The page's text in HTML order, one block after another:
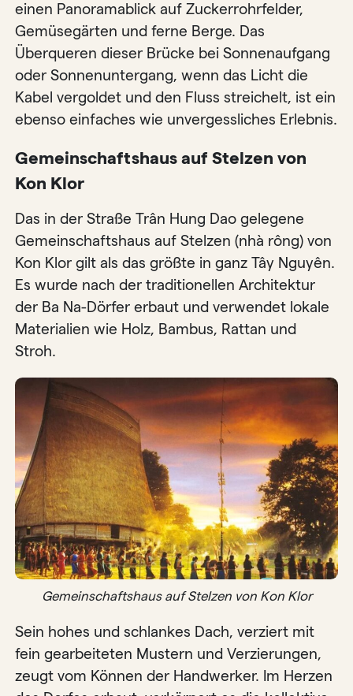
einen Panoramablick auf Zuckerrohrfelder,
Gemüsegärten und ferne Berge. Das
Überqueren dieser Brücke bei Sonnenaufgang
oder Sonnenuntergang, wenn das Licht die
Kabel vergoldet und den Fluss streichelt, ist ein
ebenso einfaches wie unvergessliches Erlebnis.
Gemeinschaftshaus auf Stelzen von
Kon Klor
Das in der Straße Trân Hung Dao gelegene
Gemeinschaftshaus auf Stelzen (nhà rông) von
Kon Klor gilt als das größte in ganz Tây Nguyên.
Es wurde nach der traditionellen Architektur
der Ba Na-Dörfer erbaut und verwendet lokale
Materialien wie Holz, Bambus, Rattan und
Stroh.
Gemeinschaftshaus auf Stelzen von Kon Klor
Sein hohes und schlankes Dach, verziert mit
fein gearbeiteten Mustern und Verzierungen,
zeugt vom Können der Handwerker. Im Herzen